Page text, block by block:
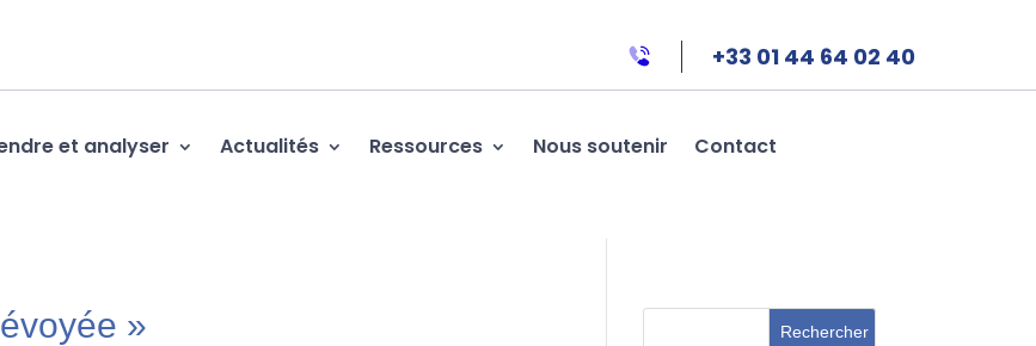
+33 01 44 64 02 40
et analyser Actualités Ressources Nous soutenir Contact
»